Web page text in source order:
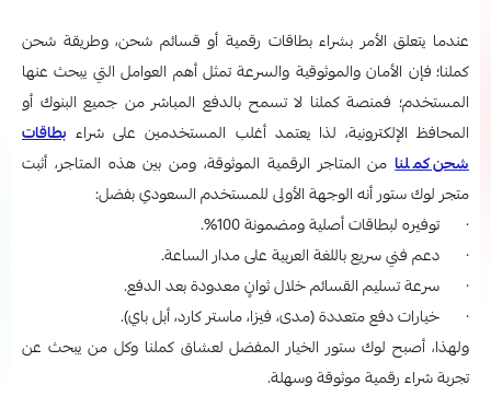
عندما يتعلق الأمر بشراء بطاقات رقمية أو قسائم شحن، وطريقة شحن
كملنا؛ فإن الأمان والموثوقية والسرعة تمثل أهم العوامل التي يبحث عنها
المستخدم؛ فمنصة كملنا لا تسمح بالدفع المباشر من جميع البنوك أو
المحافظ الإلكترونية، لذا يعتمد أغلب المستخدمين على شراء بطاقات
شحن كملنا من المتاجر الرقمية الموثوقة، ومن بين هذه المتاجر، أثبت
متجر لوك ستور أنه الوجهة الأولى للمستخدم السعودي بفضل:
· توفيره لبطاقات أصلية ومضمونة 100%.
· دعم فني سريع باللغة العربية على مدار الساعة.
· سرعة تسليم القسائم خلال ثوانٍ معدودة بعد الدفع.
· خيارات دفع متعددة (مدى، فيزا، ماستر كارد، أبل باي).
ولهذا، أصبح لوك ستور الخيار المفضل لعشاق كملنا وكل من يبحث عن
تجربة شراء رقمية موثوقة وسهلة.